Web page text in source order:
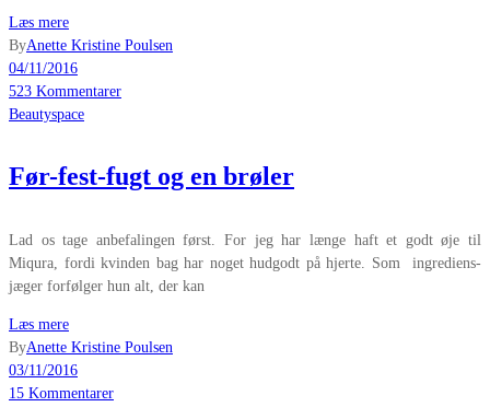
Læs mere
ByAnette Kristine Poulsen
04/11/2016
523 Kommentarer
Beautyspace
Før-fest-fugt og en brøler
Lad os tage anbefalingen først. For jeg har længe haft et godt øje til
Miqura, fordi kvinden bag har noget hudgodt på hjerte. Som ingrediens-
jæger forfølger hun alt, der kan
Læs mere
ByAnette Kristine Poulsen
03/11/2016
15 Kommentarer